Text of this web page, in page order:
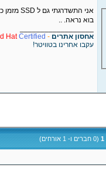
אני התשדרגתי גם ל SSD מזמן כבר .. הוספתי את האפשרות בהצבעה
בוא נראה. ..
אחסון אתרים -
Hat Certified
עקבו אחרינו בטוויטר!
(0 חברים ו- 1 אורחים)